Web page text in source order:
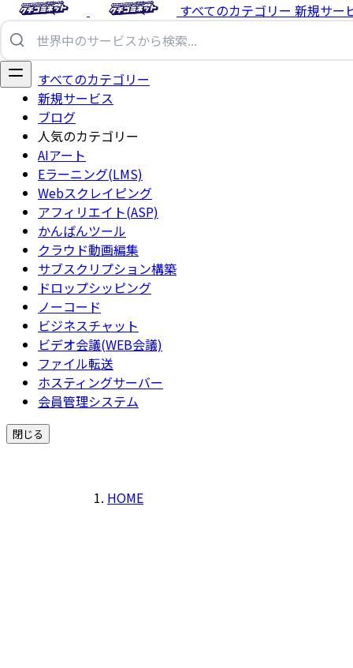
すべてのカテゴリー 新規サー
すべてのカテゴリー
新規サービス
ブログ
人気のカテゴリー
AIアート
Eラーニング(LMS)
Webスクレイピング
アフィリエイト(ASP)
かんばんツール
クラウド動画編集
サブスクリプション構築
ドロップシッピング
ノーコード
ビジネスチャット
ビデオ会議(WEB会議)
ファイル転送
ホスティングサーバー
会員管理システム
閉じる
HOME